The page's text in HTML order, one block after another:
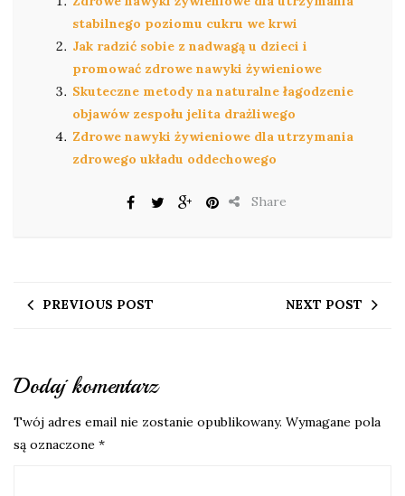
stabilnego poziomu cukru we krwi
Jak radzić sobie z nadwagą u dzieci i
promować zdrowe nawyki żywieniowe
Skuteczne metody na naturalne łagodzenie
objawów zespołu jelita drażliwego
Zdrowe nawyki żywieniowe dla utrzymania
zdrowego układu oddechowego
Share
PREVIOUS POST NEXT POST
Dodaj komentarz
Twój adres email nie zostanie opublikowany. Wymagane pola
są oznaczone *